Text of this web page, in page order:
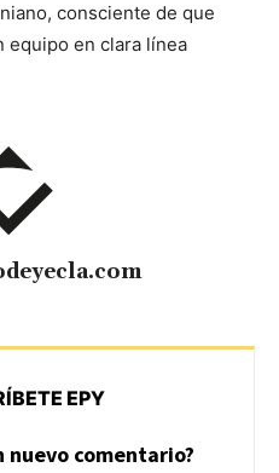
consciente de que
equipo en clara línea
EPY
nuevo comentario?